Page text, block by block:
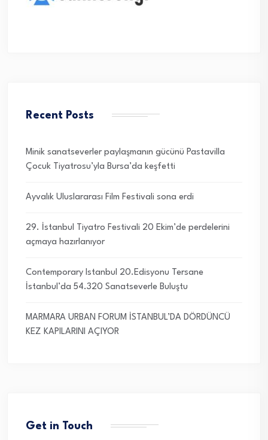
Recent Posts
Minik sanatseverler paylaşmanın gücünü Pastavilla
Çocuk Tiyatrosu’yla Bursa’da keşfetti
Ayvalık Uluslararası Film Festivali sona erdi
29. İstanbul Tiyatro Festivali 20 Ekim’de perdelerini
açmaya hazırlanıyor
Contemporary Istanbul 20.Edisyonu Tersane
İstanbul’da 54.320 Sanatseverle Buluştu
MARMARA URBAN FORUM İSTANBUL’DA DÖRDÜNCÜ
KEZ KAPILARINI AÇIYOR
Get in Touch